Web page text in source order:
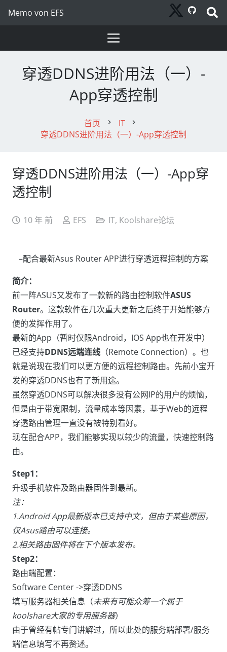
Memo von EFS
穿透DDNS进阶用法（一）-
App穿透控制
首页 chevron_right IT chevron_right
穿透DDNS进阶用法（一）-App穿透控制
穿透DDNS进阶用法（一）-App穿
透控制
10 年 前 EFS IT, Koolshare论坛
–配合最新Asus Router APP进行穿透远程控制的方案
简介：
前一阵ASUS又发布了一款新的路由控制软件ASUS
Router。这款软件在几次重大更新之后终于开始能够方
便的发挥作用了。
最新的App（暂时仅限Android，IOS App也在开发中）
已经支持DDNS远端连线 （Remote Connection）。也
就是说现在我们可以更方便的远程控制路由。先前小宝开
发的穿透DDNS也有了新用途。
虽然穿透DDNS可以解决很多没有公网IP的用户的烦恼，
但是由于带宽限制，流量成本等因素，基于Web的远程
穿透路由管理一直没有被特别看好。
现在配合APP，我们能够实现以较少的流量，快速控制路
由。
Step1：
升级手机软件及路由器固件到最新。
注：
1.Android App最新版本已支持中文，但由于某些原因，
仅Asus路由可以连接。
2.相关路由固件将在下个版本发布。
Step2：
路由端配置：
Software Center ->穿透DDNS
填写服务器相关信息（未来有可能众筹一个属于
koolshare大家的专用服务器）
由于曾经有帖专门讲解过，所以此处的服务端部署/服务
端信息填写不再赘述。